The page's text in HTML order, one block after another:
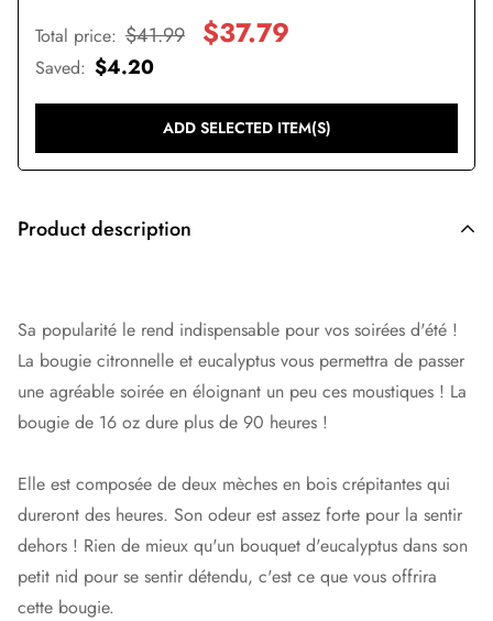
Total price: $41.99 $37.79
Saved: $4.20
ADD SELECTED ITEM(S)
Product description
Sa popularité le rend indispensable pour vos soirées d'été !
La bougie citronnelle et eucalyptus vous permettra de passer
une agréable soirée en éloignant un peu ces moustiques ! La
bougie de 16 oz dure plus de 90 heures !
Elle est composée de deux mèches en bois crépitantes qui
dureront des heures. Son odeur est assez forte pour la sentir
dehors ! Rien de mieux qu'un bouquet d'eucalyptus dans son
petit nid pour se sentir détendu, c'est ce que vous offrira
cette bougie.